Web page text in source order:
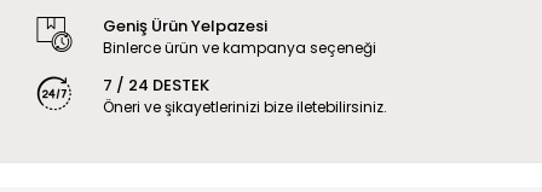
Geniş Ürün Yelpazesi
Binlerce ürün ve kampanya seçeneği
7 / 24 DESTEK
Öneri ve şikayetlerinizi bize iletebilirsiniz.